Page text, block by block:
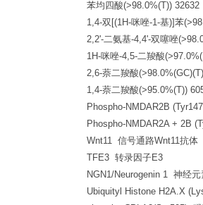
苯均四酸(>98.0%(T))
1,4-双[(1H-咪唑-1-基)]苯
2,2'-二氨基-4,4'-双噻唑
1H-咪唑-4,5-二羧酸
2,6-萘二羧酸
1,4-萘二羧酸(>95.0%(T))
Phospho-NMDAR2B
Phospho-NMDAR2A + 2B
Wnt11 信号通路Wnt11抗体
TFE3 转录因子E3
NGN1/Neurogenin 1 神经元
Ubiquityl Histone H2A.X